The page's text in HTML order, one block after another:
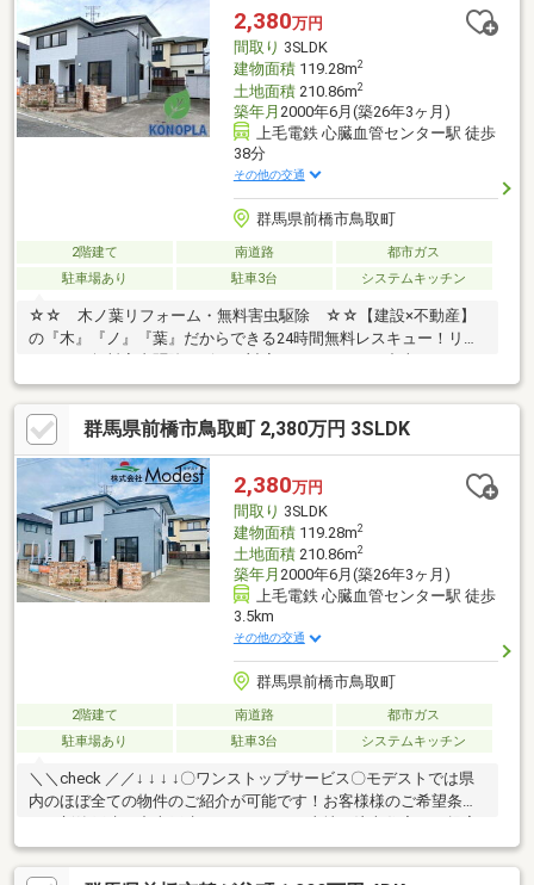
私たちはお客様への無理な営業活動を嫌います。（期待以上のサ
ービスを提供できるようには心掛けております！）
2,380万円
間取り 3SLDK
建物面積119.28m2
土地面積210.86m2
築年月 2000年6月(築26年3ヶ月)
上毛電鉄 心臓血管センター駅 徒歩
38分
その他の交通
群馬県前橋市鳥取町
2階建て 南道路
都市ガス
駐車場あり
駐車3台 システムキッチン
☆☆ 木ノ葉リフォーム・無料害虫駆除 ☆☆【建設×不動産】
の『木』『ノ』『葉』だからできる24時間無料レスキュー！リフ
ターサービスがついており、住んでからの安心をずっとお届けし
ます！内覧時に、無料相談・お見積りも物件ごとに作成可能！！
オウチ探しも、リフォームも一緒に相談できます！＼弊社には、
『きつね隊』・『ゴリラ隊』という無料かけつけサービスの仕組
みが、整っています♪／住んでからのお家トラブル、緊急対応も承
っております♪お家のこと、すべて木ノ葉プランニングにお任せく
ださい＾＾
群馬県前橋市鳥取町 2,380万円 3SLDK
2,380万円
間取り 3SLDK
建物面積119.28m2
土地面積210.86m2
築年月 2000年6月(築26年3ヶ月)
上毛電鉄 心臓血管センター駅 徒歩
3.5km
その他の交通
群馬県前橋市鳥取町
2階建て 南道路
都市ガス
駐車場あり
駐車3台 システムキッチン
＼＼check ／／↓ ↓ ↓ ↓〇ワンストップサービス〇モデストでは県
内のほぼ全ての物件のご紹介が可能です！お客様様のご希望条件
が可能！〇ローン実績多数〇・他社で住宅ローンの融資を断られ
た・カードや車のローンがある・年収が少ない・勤続が短い・派